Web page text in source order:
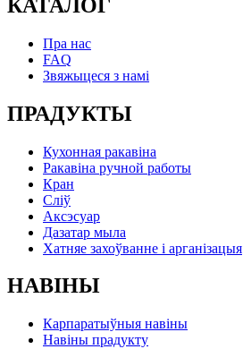
КАТАЛОГ
Пра нас
FAQ
Звяжыцеся з намі
ПРАДУКТЫ
Кухонная ракавіна
Ракавіна ручной работы
Кран
Сліў
Аксэсуар
Дазатар мыла
Хатняе захоўванне і арганізацыя
НАВІНЫ
Карпаратыўныя навіны
Навіны прадукту